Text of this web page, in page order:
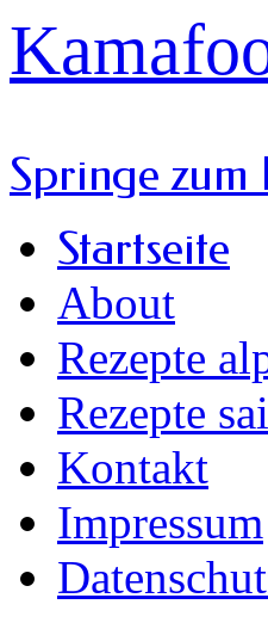
Springe zum
Startseite
About
Rezepte
Rezepte
Kontakt
Impressum